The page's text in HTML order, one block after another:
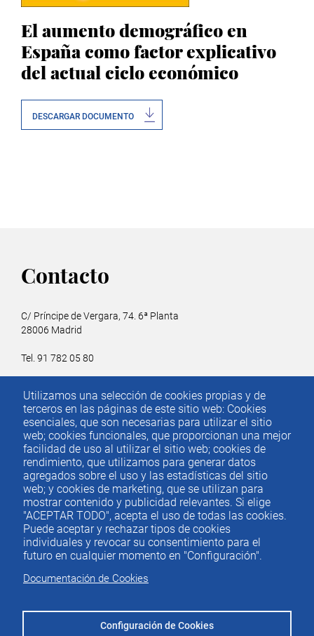
Utilizamos una selección de cookies propias y de
terceros en las páginas de este sitio web: Cookies
esenciales, que son necesarias para utilizar el sitio
web; cookies funcionales, que proporcionan una mejor
facilidad de uso al utilizar el sitio web; cookies de
rendimiento, que utilizamos para generar datos
agregados sobre el uso y las estadísticas del sitio
web; y cookies de marketing, que se utilizan para
mostrar contenido y publicidad relevantes. Si elige
"ACEPTAR TODO", acepta el uso de todas las cookies.
Puede aceptar y rechazar tipos de cookies
individuales y revocar su consentimiento para el
futuro en cualquier momento en "Configuración".
Documentación de Cookies
Configuración de Cookies
El aumento demográfico en
España como factor explicativo
del actual ciclo económico
DESCARGAR DOCUMENTO
Contacto
C/ Príncipe de Vergara, 74. 6ª Planta
28006 Madrid
Tel. 91 782 05 80
Menú
del
pie
Contacto
Menu
footer
ACTUALIDAD
IEE
PUBLICACIONES
IDEAS Y PENSAMIENTO
PREMIOS IEE
CONTACTO